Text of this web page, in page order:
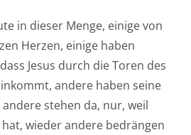
in dieser Menge, einige von
Herzen, einige haben
Jesus durch die Toren des
andere haben seine
stehen da, nur, weil
wieder andere bedrängen